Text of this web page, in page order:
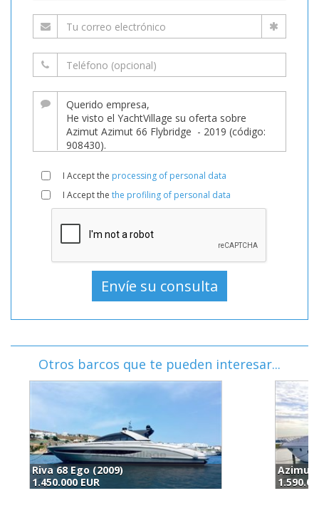
I Accept the processing of personal data
I Accept the the profiling of personal data
Otros barcos que te pueden interesar...
Azimut 66 Flybridge (2018)
1.590.000 EUR